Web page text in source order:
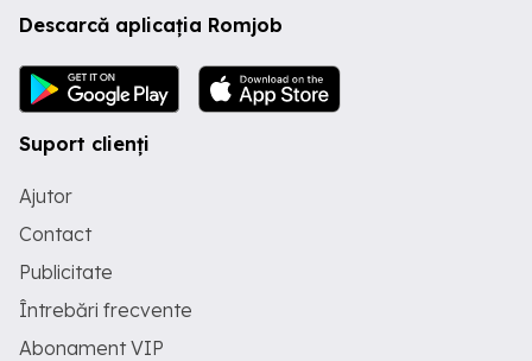
Descarcă aplicația Romjob
Suport clienți
Ajutor
Contact
Publicitate
Întrebări frecvente
Abonament VIP